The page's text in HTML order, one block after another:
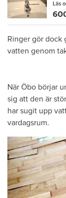
Läs
Ringer gör dock
vatten genom
När Öbo börjar
sig att den är
har sugit upp
vardagsrum.